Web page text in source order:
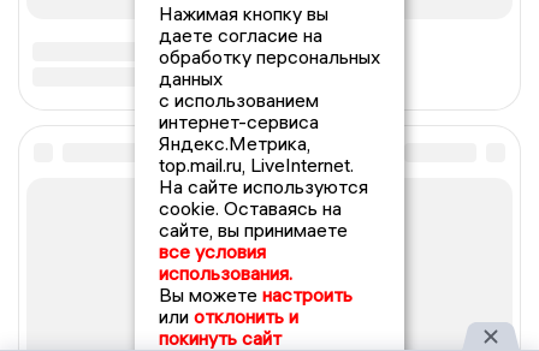
Нажимая кнопку вы
даете согласие на
обработку персональных
данных
с использованием
интернет-сервиса
Яндекс.Метрика,
top.mail.ru, LiveInternet.
На сайте используются
cookie. Оставаясь на
сайте, вы принимаете
все условия
использования.
Вы можете настроить
или отклонить и
покинуть сайт